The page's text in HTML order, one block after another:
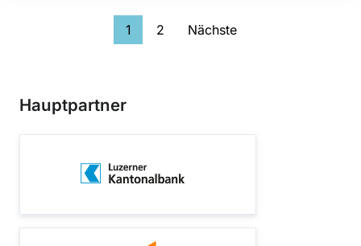
1 2 Nächste
Hauptpartner